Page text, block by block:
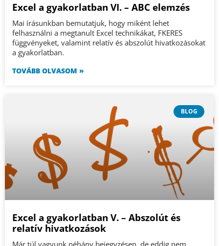
Excel a gyakorlatban VI. – ABC elemzés
Mai írásunkban bemutatjuk, hogy miként lehet
felhasználni a megtanult Excel technikákat, FKERES
függvényeket, valamint relatív és abszolút hivatkozásokat
a gyakorlatban.
TOVÁBB OLVASOM »
BLOG
Excel a gyakorlatban V. – Abszolút és
relatív hivatkozások
Már túl vagyunk néhány bejegyzésen, de eddig nem